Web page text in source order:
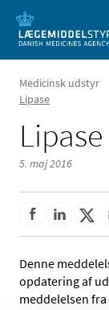
Medicinsk udstyr
Lipase
Lipase
5. maj 2016
Denne
opdatering af
meddelelsen